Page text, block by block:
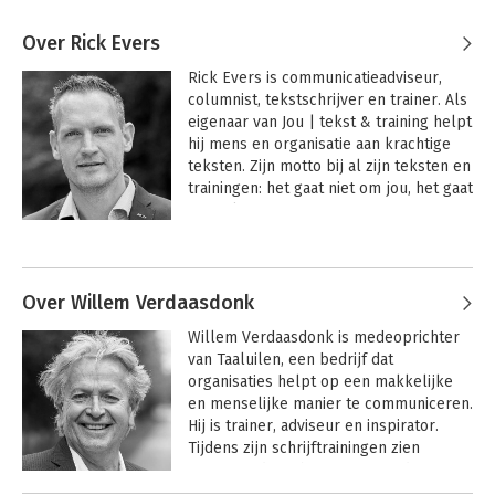
Over Rick Evers
Rick Evers is communicatieadviseur,
columnist, tekstschrijver en trainer. Als
eigenaar van Jou | tekst & training helpt
hij mens en organisatie aan krachtige
teksten. Zijn motto bij al zijn teksten en
trainingen: het gaat niet om jou, het gaat
Over Willem Verdaasdonk
Willem Verdaasdonk is medeoprichter
van Taaluilen, een bedrijf dat
organisaties helpt op een makkelijke
en menselijke manier te communiceren.
Hij is trainer, adviseur en inspirator.
Tijdens zijn schrijftrainingen zien